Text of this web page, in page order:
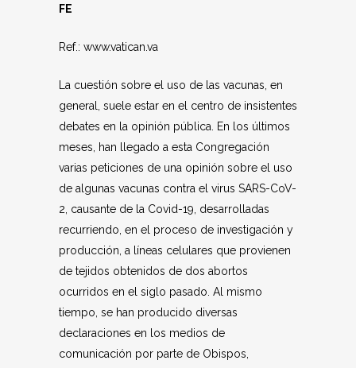
FE
Ref.: www.vatican.va
La cuestión sobre el uso de las vacunas, en
general, suele estar en el centro de insistentes
debates en la opinión pública. En los últimos
meses, han llegado a esta Congregación
varias peticiones de una opinión sobre el uso
de algunas vacunas contra el virus SARS-CoV-
2, causante de la Covid-19, desarrolladas
recurriendo, en el proceso de investigación y
producción, a líneas celulares que provienen
de tejidos obtenidos de dos abortos
ocurridos en el siglo pasado. Al mismo
tiempo, se han producido diversas
declaraciones en los medios de
comunicación por parte de Obispos,